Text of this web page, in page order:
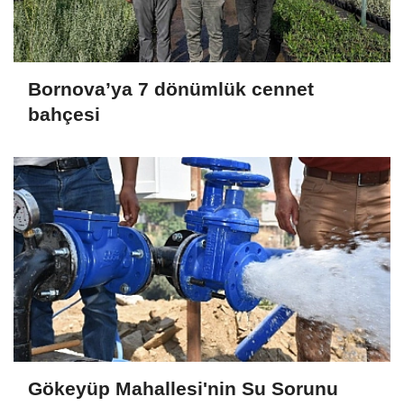
Bornova’ya 7 dönümlük cennet
bahçesi
Gökeyüp Mahallesi'nin Su Sorunu